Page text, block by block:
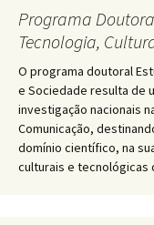
Programa
Tecnologia,
O programa doutoral
e Sociedade resulta de
investigação nacionais
Comunicação,
domínio científico, na
culturais e tecnológicas